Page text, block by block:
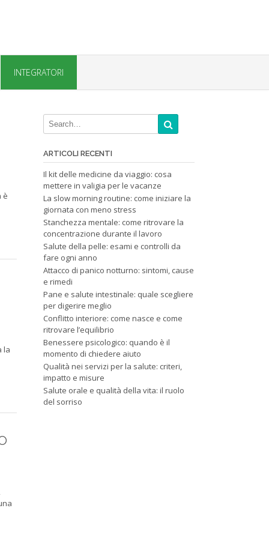
INTEGRATORI
è
la
ARTICOLI RECENTI
Il kit delle medicine da viaggio: cosa
mettere in valigia per le vacanze
La slow morning routine: come iniziare la
giornata con meno stress
Stanchezza mentale: come ritrovare la
concentrazione durante il lavoro
Salute della pelle: esami e controlli da
fare ogni anno
Attacco di panico notturno: sintomi, cause
e rimedi
Pane e salute intestinale: quale scegliere
per digerire meglio
Conflitto interiore: come nasce e come
ritrovare l’equilibrio
Benessere psicologico: quando è il
momento di chiedere aiuto
Qualità nei servizi per la salute: criteri,
impatto e misure
Salute orale e qualità della vita: il ruolo
del sorriso